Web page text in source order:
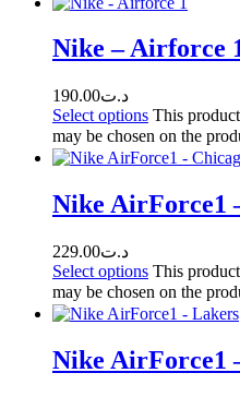
Nike – Airforce
د.ت190.00
Select options This
may be chosen on the
Nike AirForce1
د.ت229.00
Select options This
may be chosen on the
Nike AirForce1